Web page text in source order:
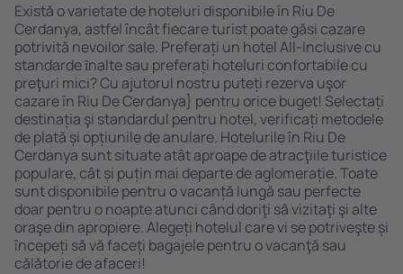
Există o varietate de hoteluri disponibile în Riu De
Cerdanya, astfel încât fiecare turist poate găsi cazare
potrivită nevoilor sale. Preferați un hotel All-Inclusive cu
standarde ȋnalte sau preferați hoteluri confortabile cu
preţuri mici? Cu ajutorul nostru puteți rezerva uşor
cazare în Riu De Cerdanya} pentru orice buget! Selectați
destinația şi standardul pentru hotel, verificați metodele
de plată și opțiunile de anulare. Hotelurile în Riu De
Cerdanya sunt situate atât aproape de atracţiile turistice
populare, cât și puțin mai departe de aglomerație. Toate
sunt disponibile pentru o vacanță lungă sau perfecte
doar pentru o noapte atunci când doriţi să vizitaţi şi alte
oraşe din apropiere. Alegeți hotelul care vi se potriveşte și
începeți să vă faceți bagajele pentru o vacanţă sau
călătorie de afaceri!